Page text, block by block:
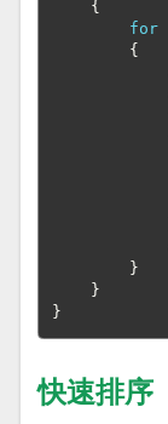
{
for
{
}
}
}
快速排序